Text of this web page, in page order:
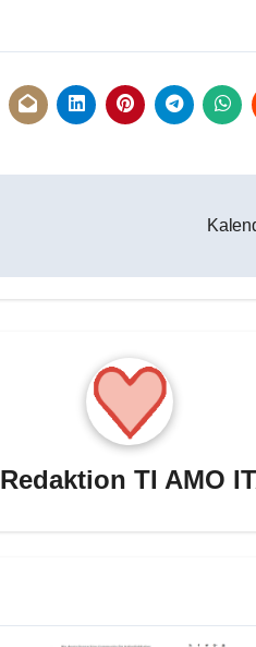
Redaktion TI AMO